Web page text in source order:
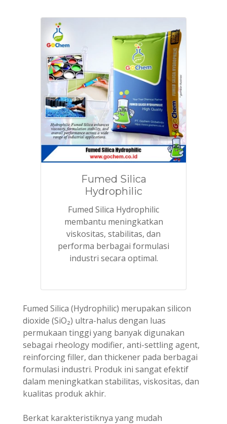
Fumed Silica
Hydrophilic
Fumed Silica Hydrophilic
membantu meningkatkan
viskositas, stabilitas, dan
performa berbagai formulasi
industri secara optimal.
Fumed Silica (Hydrophilic) merupakan silicon
dioxide (SiO₂) ultra-halus dengan luas
permukaan tinggi yang banyak digunakan
sebagai rheology modifier, anti-settling agent,
reinforcing filler, dan thickener pada berbagai
formulasi industri. Produk ini sangat efektif
dalam meningkatkan stabilitas, viskositas, dan
kualitas produk akhir.
Berkat karakteristiknya yang mudah